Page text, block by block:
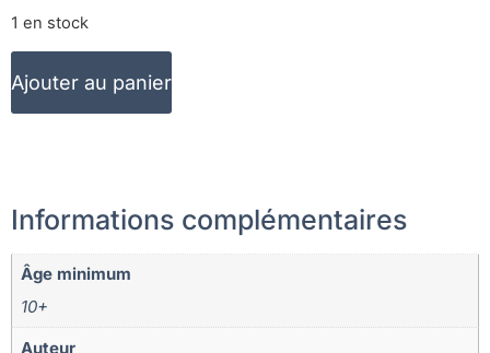
1 en stock
Ajouter au panier
Informations complémentaires
Âge minimum
10+
Auteur